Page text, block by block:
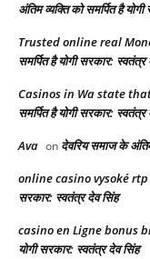
अंतिम व्यक्ति को समर्पित है
Trusted online real
समर्पित है योगी सरकार: स्वतंत्र
Casinos in Wa state
समर्पित है योगी सरकार: स्वतंत्र
Ava on देवरिय समाज के
online casino vysoké rtp
सरकार: स्वतंत्र देव सिंह
casino en Ligne bonus
योगी सरकार: स्वतंत्र देव सिंह